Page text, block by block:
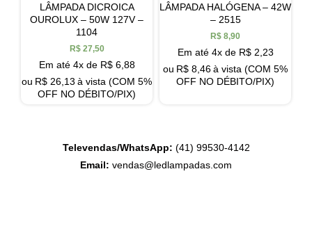
LÂMPADA DICROICA
OUROLUX – 50W 127V –
1104
R$27,50
Em até 4x de R$6,88
ou R$ 26,13 à vista (COM 5%
OFF NO DÉBITO/PIX)
LÂMPADA HALÓGENA – 42W
– 2515
R$ 8,90
Em até 4x de R$2,23
ou R$ 8,46à vista (COM 5%
OFF NO DÉBITO/PIX)
Televendas/WhatsApp: (41) 99530-4142
Email: vendas@ledlampadas.com